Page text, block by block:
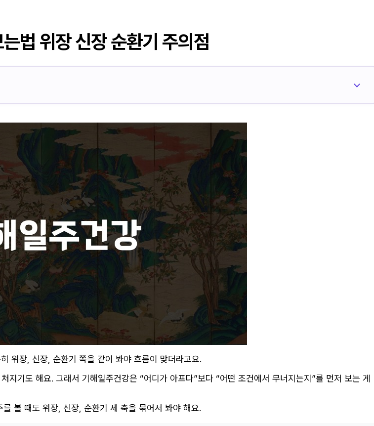
법 위장 신장 순환기 주의점
위장, 신장, 순환기 쪽을 같이 봐야 흐름이 맞더라고요.
기도 해요. 그래서 기해일주건강은 “어디가 아프다”보다 “어떤 조건에서 무너지는지”를 먼저 보는 게
볼 때도 위장, 신장, 순환기 세 축을 묶어서 봐야 해요.